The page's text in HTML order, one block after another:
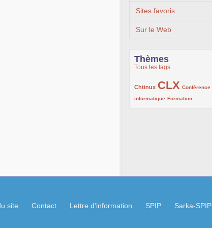
Sites favoris
Sur le Web
Thèmes
Tous les tags
Chtinux
222/1002CLX
1002/1002 Conférence
132/1002
informatique
119/1002 Formation
168/1002
site Contact Lettre d'information SPIP Sarka-SPIP